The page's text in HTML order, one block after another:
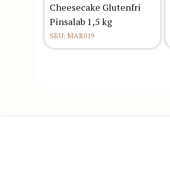
Cheesecake Glutenfri
Pinsalab 1,5 kg
SKU: MAR019